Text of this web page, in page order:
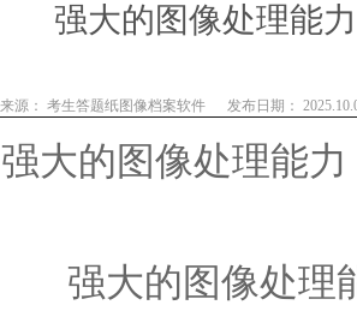
强大的图像处理能
来源： 考生答题纸图像档案软件 发布日期：
强大的图像处理能
强大的图像处理